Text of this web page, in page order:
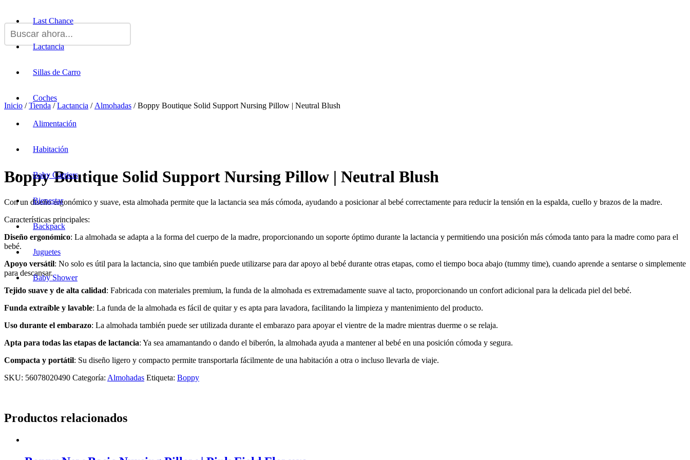
Last Chance
Lactancia
Sillas de Carro
Coches
Alimentación
Habitación
Baby Carriers
Bienestar
Backpack
Juguetes
Baby Shower
Inicio /Tienda /Lactancia / Almohadas / Boppy Boutique Solid Support Nursing Pillow | Neutral Blush
Boppy Boutique Solid Support Nursing Pillow | Neutral Blush
Con un diseño ergonómico y suave, esta almohada permite que la lactancia sea más cómoda, ayudando a posicionar al bebé correctamente para reducir la tensión en la espalda, cuello y brazos de la madre.
Características principales:
Diseño ergonómico: La almohada se adapta a la forma del cuerpo de la madre, proporcionando un soporte óptimo durante la lactancia y permitiendo una posición más cómoda tanto para la madre como para el
bebé.
Apoyo versátil: No solo es útil para la lactancia, sino que también puede utilizarse para dar apoyo al bebé durante otras etapas, como el tiempo boca abajo (tummy time), cuando aprende a sentarse o simplemente
para descansar.
Tejido suave y de alta calidad: Fabricada con materiales premium, la funda de la almohada es extremadamente suave al tacto, proporcionando un confort adicional para la delicada piel del bebé.
Funda extraíble y lavable: La funda de la almohada es fácil de quitar y es apta para lavadora, facilitando la limpieza y mantenimiento del producto.
Uso durante el embarazo: La almohada también puede ser utilizada durante el embarazo para apoyar el vientre de la madre mientras duerme o se relaja.
Apta para todas las etapas de lactancia: Ya sea amamantando o dando el biberón, la almohada ayuda a mantener al bebé en una posición cómoda y segura.
Compacta y portátil: Su diseño ligero y compacto permite transportarla fácilmente de una habitación a otra o incluso llevarla de viaje.
SKU: 56078020490 Categoría: Almohadas Etiqueta: Boppy
Productos relacionados